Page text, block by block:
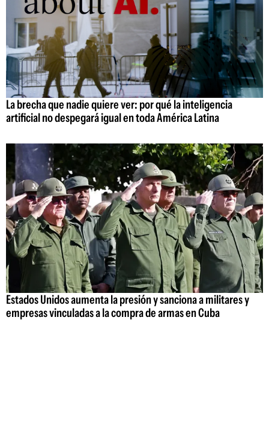
La brecha que nadie quiere ver: por qué la inteligencia
artificial no despegará igual en toda América Latina
Estados Unidos aumenta la presión y sanciona a militares y
empresas vinculadas a la compra de armas en Cuba